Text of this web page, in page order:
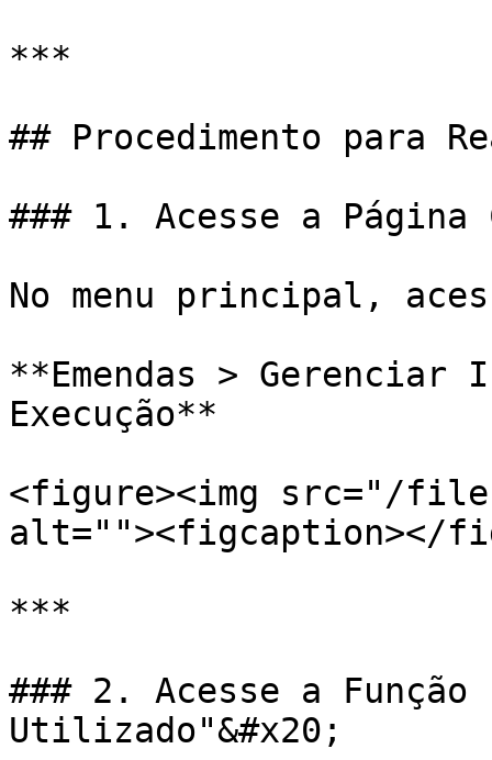
***
## Procedimento para
### 1. Acesse a Página
No menu principal,
**Emendas > Gerenciar
Execução**
<figure><img src="/files/
alt=""><figcaption></
***
### 2. Acesse a
Utilizado"&#x20;